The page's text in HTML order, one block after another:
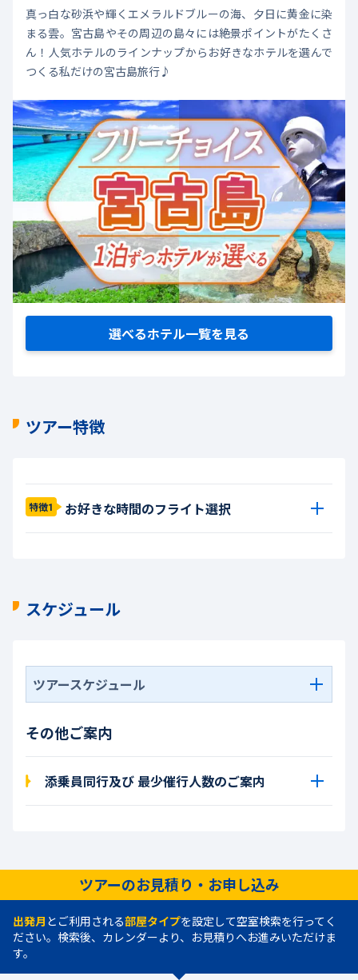
真っ白な砂浜や輝くエメラルドブルーの海、夕日に黄金に染
まる雲。宮古島やその周辺の島々には絶景ポイントがたくさ
ん！人気ホテルのラインナップからお好きなホテルを選んで
つくる私だけの宮古島旅行♪
選べるホテル一覧を見る
ツアー特徴
特徴1 お好きな時間のフライト選択
スケジュール
ツアースケジュール
その他ご案内
添乗員同行及び 最少催行人数のご案内
ツアーのお見積り・お申し込み
出発月 とご利用される部屋タイプを設定して空室検索を行ってく
ださい。検索後、カレンダーより、お見積りへお進みいただけま
す。